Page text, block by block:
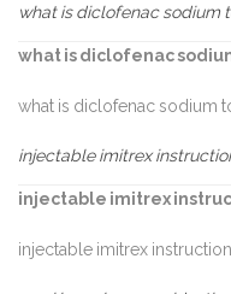
what is diclofenac sodium
what is diclofenac
what is diclofenac sodium
injectable imitrex
injectable imitrex
injectable imitrex